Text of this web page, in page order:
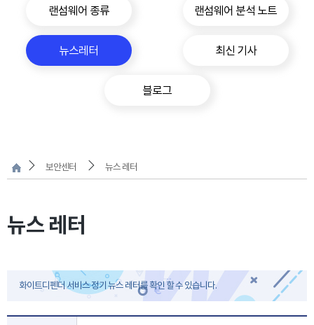
랜섬웨어 종류 랜섬웨어 분석 노트
뉴스레터 최신 기사
블로그
보안센터 뉴스 레터
뉴스 레터
화이트디펜더 서비스 정기 뉴스 레터를 확인 할 수 있습니다.